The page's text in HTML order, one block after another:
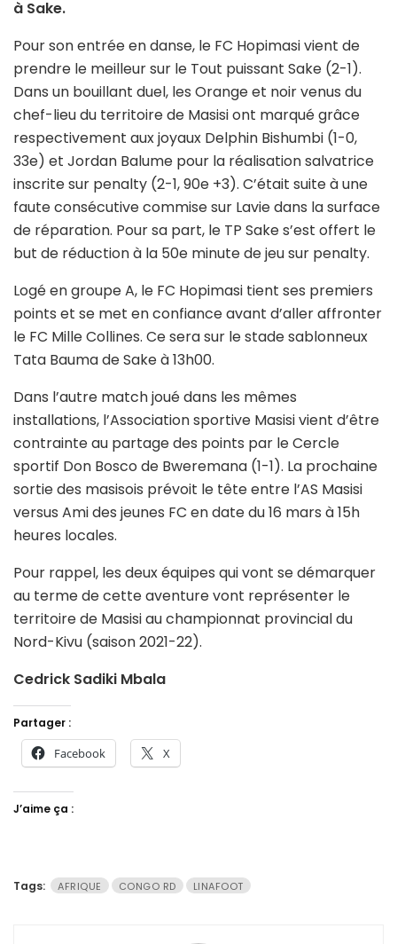
à Sake.
Pour son entrée en danse, le FC Hopimasi vient de
prendre le meilleur sur le Tout puissant Sake (2-1).
Dans un bouillant duel, les Orange et noir venus du
chef-lieu du territoire de Masisi ont marqué grâce
respectivement aux joyaux Delphin Bishumbi (1-0,
33e) et Jordan Balume pour la réalisation salvatrice
inscrite sur penalty (2-1, 90e +3). C’était suite à une
faute consécutive commise sur Lavie dans la surface
de réparation. Pour sa part, le TP Sake s’est offert le
but de réduction à la 50e minute de jeu sur penalty.
Logé en groupe A, le FC Hopimasi tient ses premiers
points et se met en confiance avant d’aller affronter
le FC Mille Collines. Ce sera sur le stade sablonneux
Tata Bauma de Sake à 13h00.
Dans l’autre match joué dans les mêmes
installations, l’Association sportive Masisi vient d’être
contrainte au partage des points par le Cercle
sportif Don Bosco de Bweremana (1-1). La prochaine
sortie des masisois prévoit le tête entre l’AS Masisi
versus Ami des jeunes FC en date du 16 mars à 15h
heures locales.
Pour rappel, les deux équipes qui vont se démarquer
au terme de cette aventure vont représenter le
territoire de Masisi au championnat provincial du
Nord-Kivu (saison 2021-22).
Cedrick Sadiki Mbala
Partager :
Facebook X
J’aime ça :
Tags: AFRIQUE CONGO RD LINAFOOT